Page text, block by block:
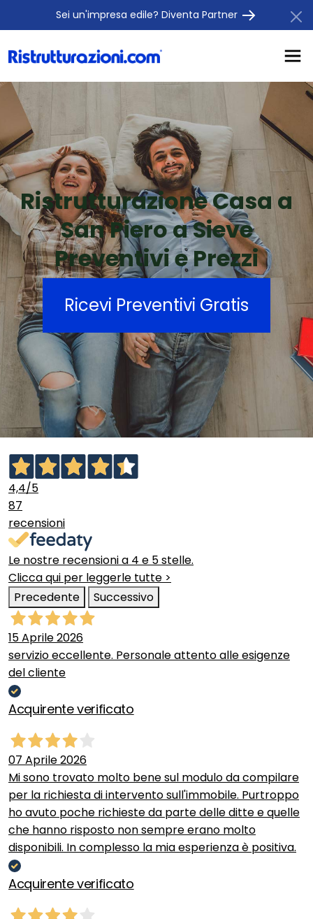
Sei un'impresa edile? Diventa Partner
Ristrutturazione Casa a
San Piero a Sieve
Preventivi e Prezzi
Ricevi Preventivi Gratis
4,4/5
87
recensioni
Le nostre recensioni a 4 e 5 stelle.
Clicca qui per leggerle tutte >
Precedente
Successivo
15 Aprile 2026
servizio eccellente. Personale attento alle esigenze
del cliente
Acquirente verificato
07 Aprile 2026
Mi sono trovato molto bene sul modulo da compilare
per la richiesta di intervento sull'immobile. Purtroppo
ho avuto poche richieste da parte delle ditte e quelle
che hanno risposto non sempre erano molto
disponibili. In complesso la mia esperienza è positiva.
Acquirente verificato